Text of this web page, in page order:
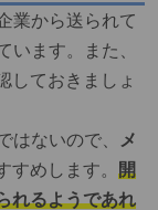
業から送られて
います。また、
しておきましょ
はないので、
メ
すめします。 開
れるようであれ